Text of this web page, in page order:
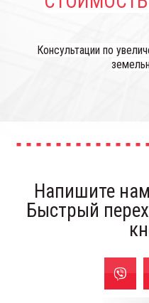
Консультации по
Напишите
Быстрый